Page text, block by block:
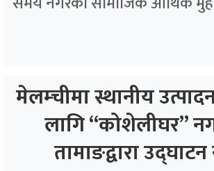
मेलम्चीमा स्थानीय उत्पादन
लागि “कोशेलीघर”
तामाङद्वारा उद्घाटन